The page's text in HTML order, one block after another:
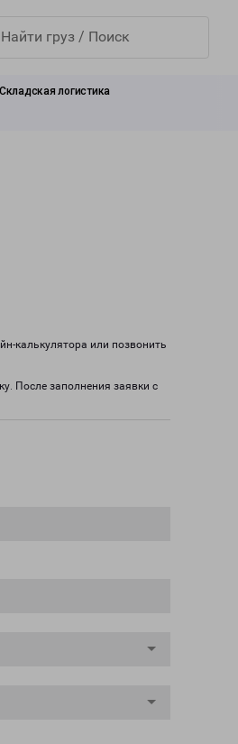
Складская логистика
калькулятора или позвонить
После заполнения заявки с